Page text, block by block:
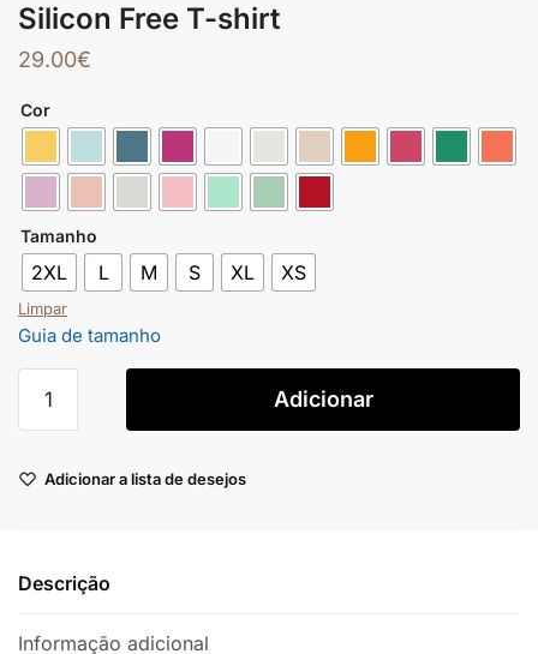
Silicon Free T-shirt
29.00€
Cor
Tamanho
2XL L M S XL XS
Limpar
Guia de tamanho
Adicionar
Adicionar a lista de desejos
Descrição
Informação adicional